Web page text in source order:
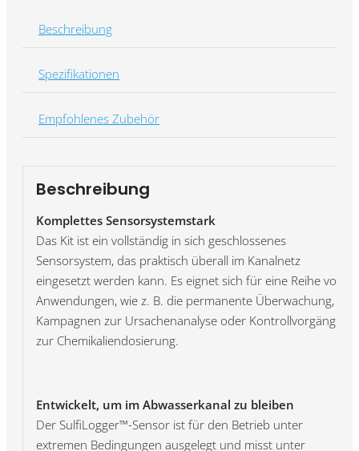
Beschreibung
Spezifikationen
Empfohlenes Zubehör
Beschreibung
Komplettes Sensorsystemstark
Das Kit ist ein vollständig in sich geschlossenes
Sensorsystem, das praktisch überall im Kanalnetz
eingesetzt werden kann. Es eignet sich für eine Reihe von
Anwendungen, wie z. B. die permanente Überwachung,
Kampagnen zur Ursachenanalyse oder Kontrollvorgänge
zur Chemikaliendosierung.
Entwickelt, um im Abwasserkanal zu bleiben
Der SulfiLogger™-Sensor ist für den Betrieb unter
extremen Bedingungen ausgelegt und misst unter